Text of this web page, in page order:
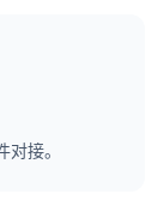
接。